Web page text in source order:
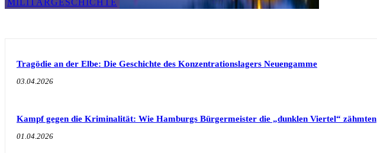
MILITÄRGESCHICHTE
Tragödie an der Elbe: Die Geschichte des Konzentrationslagers Neuengamme
03.04.2026
Kampf gegen die Kriminalität: Wie Hamburgs Bürgermeister die „dunklen Viertel“ zähmten
01.04.2026